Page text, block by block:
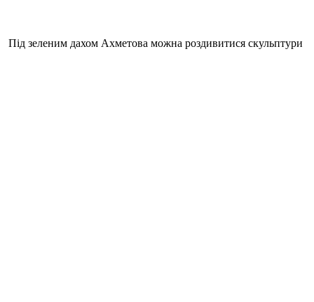
Під зеленим дахом Ахметова можна роздивитися скульптури